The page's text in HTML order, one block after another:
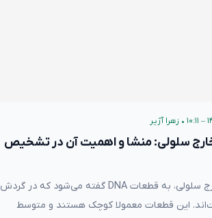
• زهرا آژیر
سلولی: منشا و اهمیت آن در تشخیص
دی ان ای خارج سلولی‌، به قطعات DNA گفته می‌شود که در گردش
این قطعات معمولا کوچک‌ هستند و متوسط